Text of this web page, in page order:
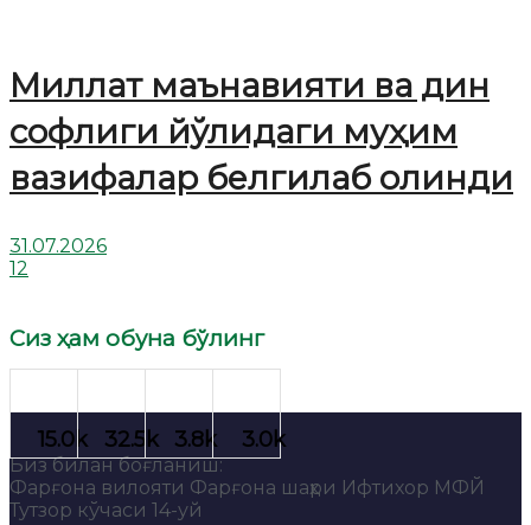
Миллат маънавияти ва дин
софлиги йўлидаги муҳим
вазифалар белгилаб олинди
31.07.2026
12
Сиз ҳам обуна бўлинг
Биз билан боғланиш:
Фарғона вилояти Фарғона шаҳри Ифтихор МФЙ
Тутзор кўчаси 14-уй